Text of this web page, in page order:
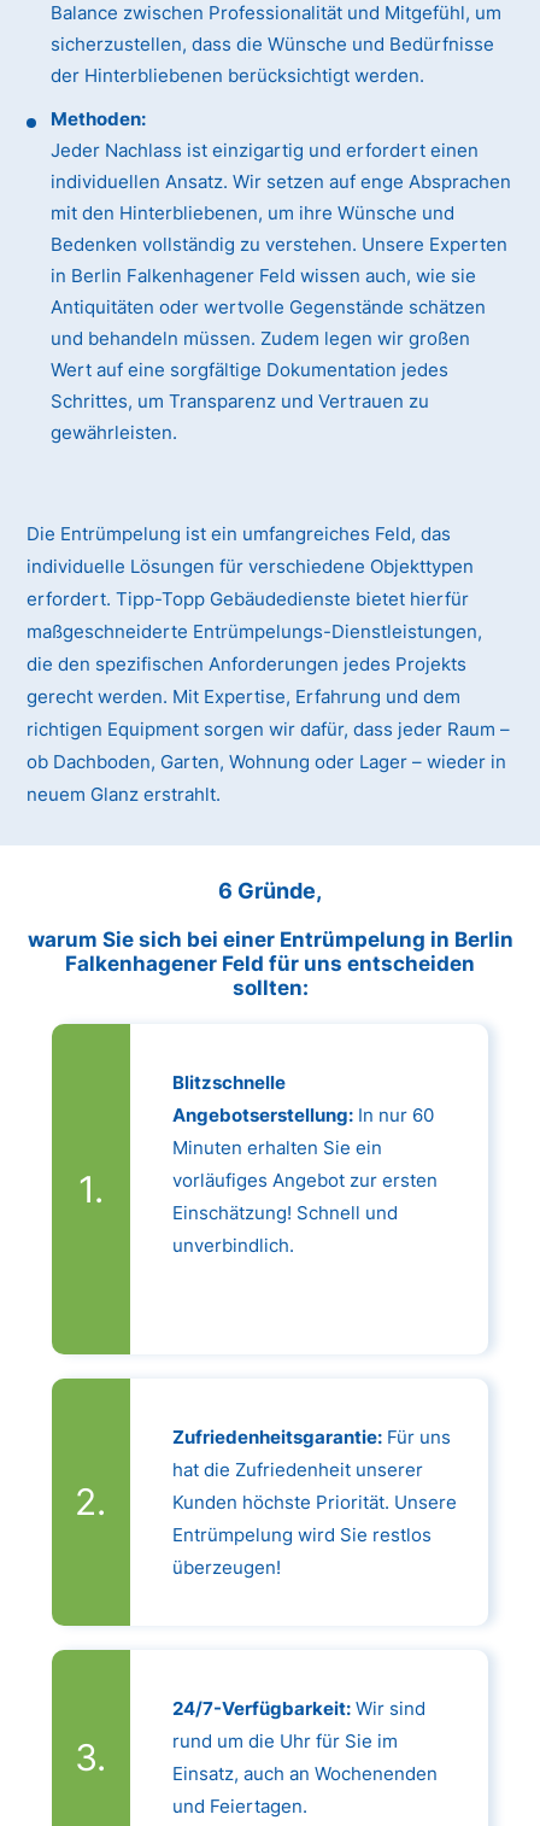
Balance zwischen Professionalität und Mitgefühl, um
sicherzustellen, dass die Wünsche und Bedürfnisse
der Hinterbliebenen berücksichtigt werden.
Methoden:
Jeder Nachlass ist einzigartig und erfordert einen
individuellen Ansatz. Wir setzen auf enge Absprachen
mit den Hinterbliebenen, um ihre Wünsche und
Bedenken vollständig zu verstehen. Unsere Experten
in Berlin Falkenhagener Feld wissen auch, wie sie
Antiquitäten oder wertvolle Gegenstände schätzen
und behandeln müssen. Zudem legen wir großen
Wert auf eine sorgfältige Dokumentation jedes
Schrittes, um Transparenz und Vertrauen zu
gewährleisten.
Die Entrümpelung ist ein umfangreiches Feld, das
individuelle Lösungen für verschiedene Objekttypen
erfordert. Tipp-Topp Gebäudedienste bietet hierfür
maßgeschneiderte Entrümpelungs-Dienstleistungen,
die den spezifischen Anforderungen jedes Projekts
gerecht werden. Mit Expertise, Erfahrung und dem
richtigen Equipment sorgen wir dafür, dass jeder Raum –
ob Dachboden, Garten, Wohnung oder Lager – wieder in
neuem Glanz erstrahlt.
6 Gründe,
warum Sie sich bei einer Entrümpelung in Berlin
Falkenhagener Feld für uns entscheiden
sollten:
Blitzschnelle
Angebotserstellung:In nur 60
Minuten erhalten Sie ein
vorläufiges Angebot zur ersten
Einschätzung! Schnell und
unverbindlich.
Zufriedenheitsgarantie:Für uns
hat die Zufriedenheit unserer
Kunden höchste Priorität. Unsere
Entrümpelung wird Sie restlos
überzeugen!
24/7-Verfügbarkeit:Wir sind
rund um die Uhr für Sie im
Einsatz, auch an Wochenenden
und Feiertagen.